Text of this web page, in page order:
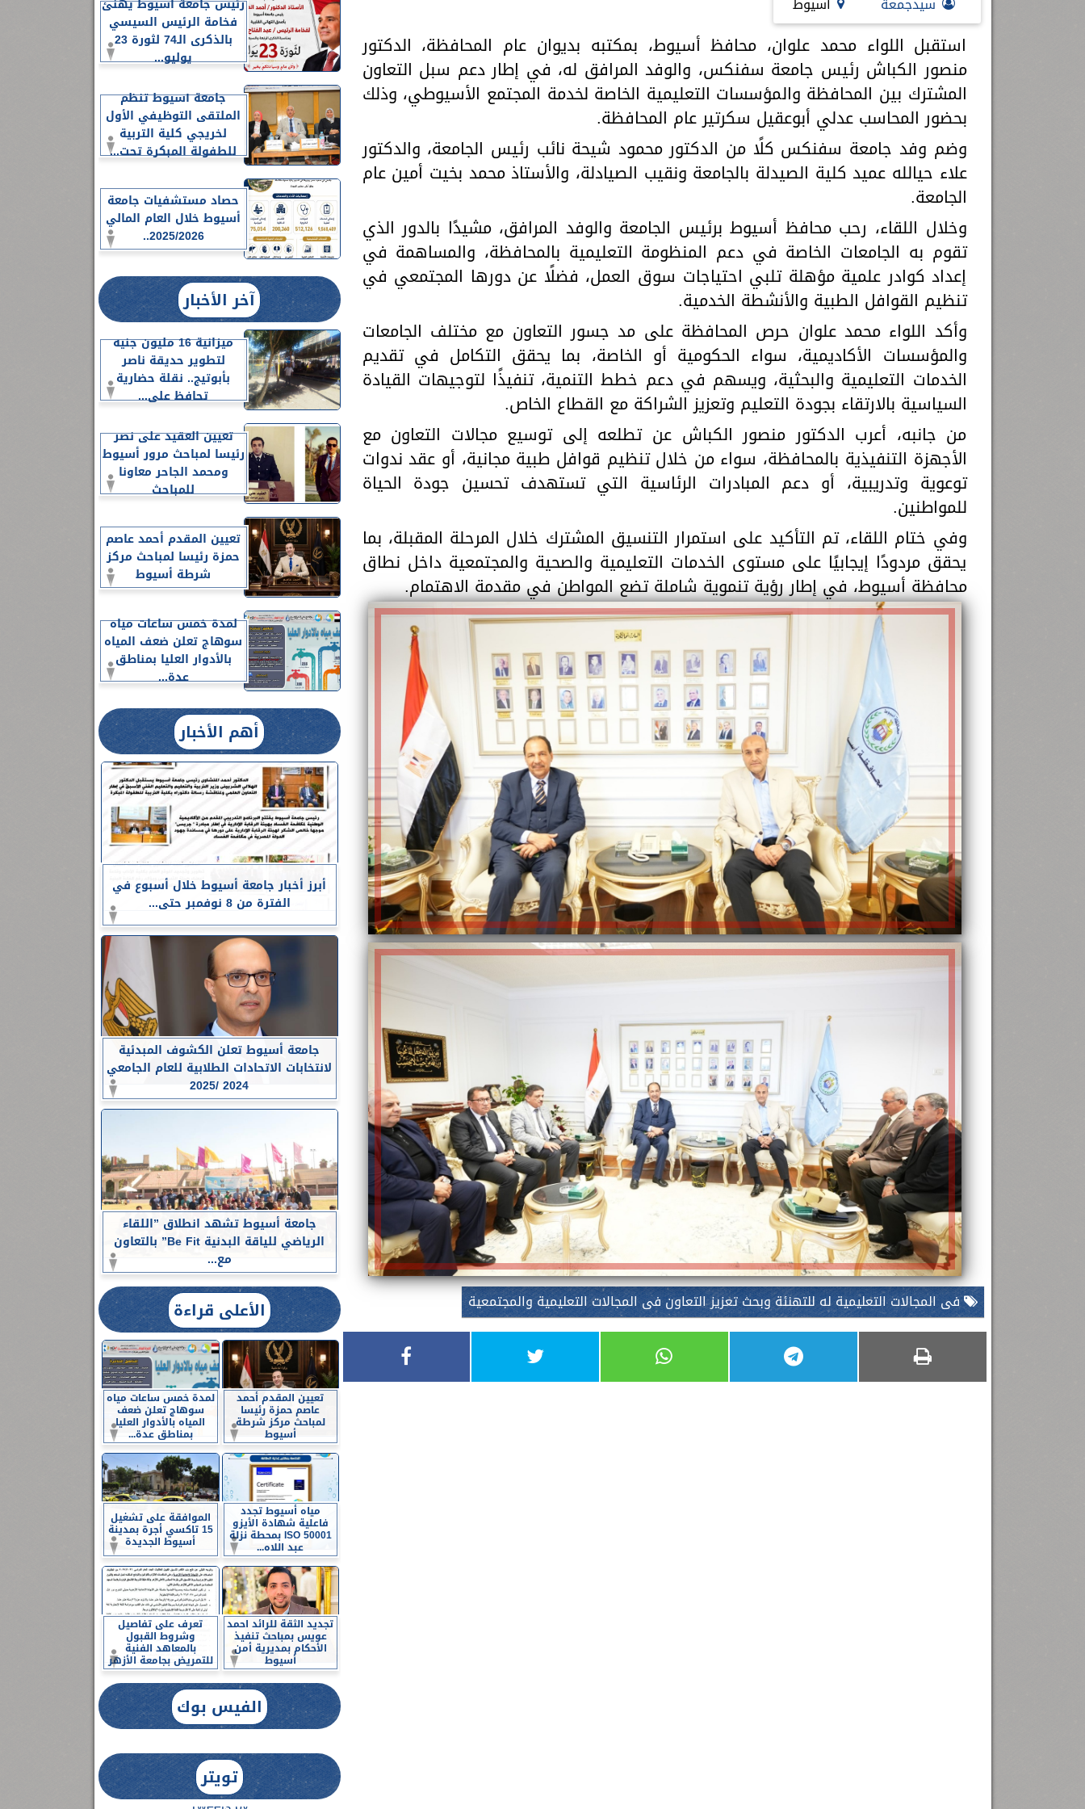
استقبل اللواء محمد علوان، محافظ أسيوط، بمكتبه بديوان عام المحافظة، الدكتور
منصور الكباش رئيس جامعة سفنكس، والوفد المرافق له، في إطار دعم سبل التعاون
المشترك بين المحافظة والمؤسسات التعليمية الخاصة لخدمة المجتمع الأسيوطي، وذلك
بحضور المحاسب عدلي أبوعقيل سكرتير عام المحافظة.
وضم وفد جامعة سفنكس كلًا من الدكتور محمود شيحة نائب رئيس الجامعة، والدكتور
علاء حيالله عميد كلية الصيدلة بالجامعة ونقيب الصيادلة، والأستاذ محمد بخيت أمين عام
الجامعة.
وخلال اللقاء، رحب محافظ أسيوط برئيس الجامعة والوفد المرافق، مشيدًا بالدور الذي
تقوم به الجامعات الخاصة في دعم المنظومة التعليمية بالمحافظة، والمساهمة في
إعداد كوادر علمية مؤهلة تلبي احتياجات سوق العمل، فضلًا عن دورها المجتمعي في
تنظيم القوافل الطبية والأنشطة الخدمية.
وأكد اللواء محمد علوان حرص المحافظة على مد جسور التعاون مع مختلف الجامعات
والمؤسسات الأكاديمية، سواء الحكومية أو الخاصة، بما يحقق التكامل في تقديم
الخدمات التعليمية والبحثية، ويسهم في دعم خطط التنمية، تنفيذًا لتوجيهات القيادة
السياسية بالارتقاء بجودة التعليم وتعزيز الشراكة مع القطاع الخاص.
من جانبه، أعرب الدكتور منصور الكباش عن تطلعه إلى توسيع مجالات التعاون مع
الأجهزة التنفيذية بالمحافظة، سواء من خلال تنظيم قوافل طبية مجانية، أو عقد ندوات
توعوية وتدريبية، أو دعم المبادرات الرئاسية التي تستهدف تحسين جودة الحياة
للمواطنين.
وفي ختام اللقاء، تم التأكيد على استمرار التنسيق المشترك خلال المرحلة المقبلة، بما
يحقق مردودًا إيجابيًا على مستوى الخدمات التعليمية والصحية والمجتمعية داخل نطاق
محافظة أسيوط، في إطار رؤية تنموية شاملة تضع المواطن في مقدمة الاهتمام.
فى المجالات التعليمية له للتهنئة وبحث تعزيز التعاون فى المجالات التعليمية والمجتمعية
رئيس جامعة أسيوط يهنئ
فخامة الرئيس السيسي
بالذكرى الـ74 لثورة 23
يوليو...
جامعة أسيوط تنظم
الملتقى التوظيفي الأول
لخريجي كلية التربية
للطفولة المبكرة تحت...
حصاد مستشفيات جامعة
أسيوط خلال العام المالي
2025/2026..
آخر الأخبار
ميزانية 16 مليون جنيه
لتطوير حديقة ناصر
بأبوتيج.. نقلة حضارية
تحافظ على...
تعيين العقيد على نصر
رئيسا لمباحث مرور أسيوط
ومحمد الجاحر معاونا
للمباحث
تعيين المقدم أحمد عاصم
حمزة رئيسا لمباحث مركز
شرطة أسيوط
لمدة خمس ساعات مياه
سوهاج تعلن ضعف المياه
بالأدوار العليا بمناطق
عدة...
أهم الأخبار
أبرز أخبار جامعة أسيوط خلال أسبوع في
الفترة من 8 نوفمبر حتى...
جامعة أسيوط تعلن الكشوف المبدئية
لانتخابات الاتحادات الطلابية للعام الجامعي
2024 /2025
جامعة أسيوط تشهد انطلاق ”اللقاء
الرياضي للياقة البدنية Be Fit” بالتعاون
مع...
الأعلى قراءة
تعيين المقدم أحمد
عاصم حمزة رئيسا
لمباحث مركز شرطة
أسيوط
لمدة خمس ساعات مياه
سوهاج تعلن ضعف
المياه بالأدوار العليا
بمناطق عدة...
مياه أسيوط تجدد
فاعلية شهادة الأيزو
ISO 50001 بمحطة نزلة
عبد اللاه...
الموافقة على تشغيل
15 تاكسي أجرة بمدينة
أسيوط الجديدة
تجديد الثقة للرائد احمد
عويس بمباحث تنفيذ
الأحكام بمديرية أمن
أسيوط
تعرف على تفاصيل
وشروط القبول
بالمعاهد الفنية
للتمريض بجامعة الأزهر
الفيس بوك
تويتر